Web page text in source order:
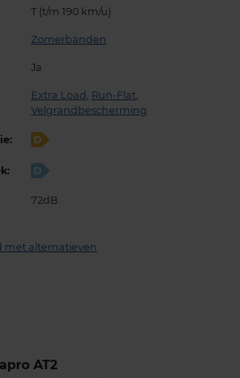
T (t/m 190 km/u)
Zomerbanden
Ja
Extra Load , Run-Flat,
Velgrandbescherming
D
D
72dB
met alternatieven
AT2